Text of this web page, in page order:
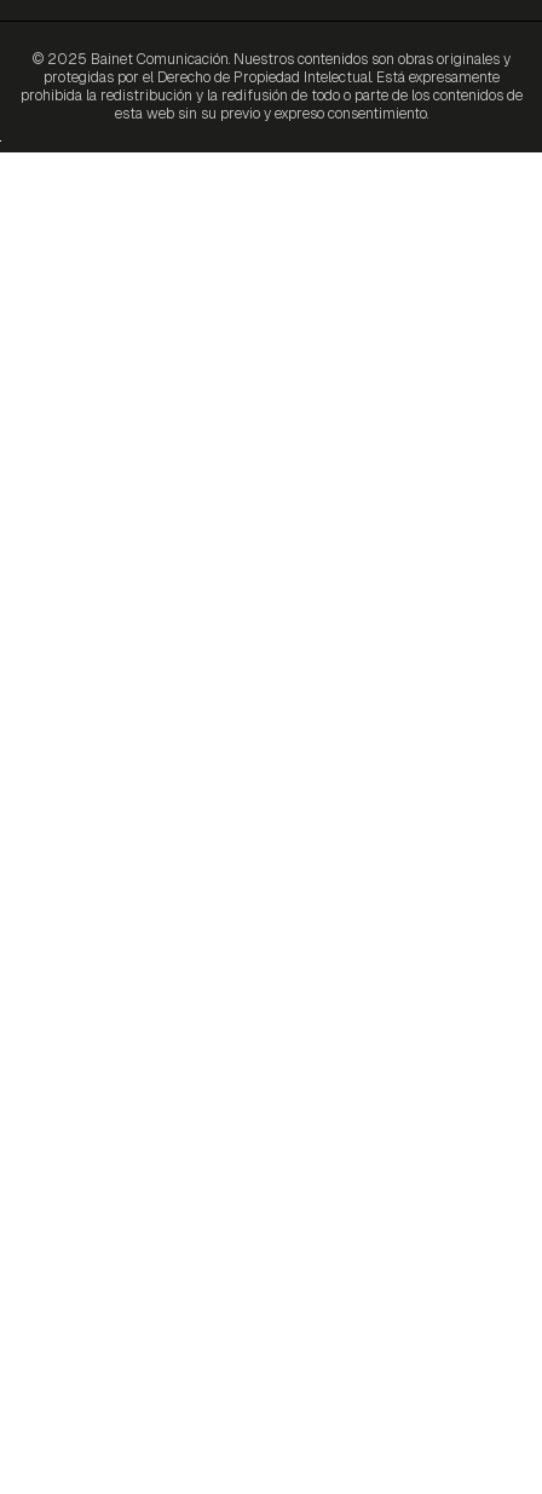
© 2025 Bainet Comunicación. Nuestros contenidos son obras originales y
protegidas por el Derecho de Propiedad Intelectual. Está expresamente
prohibida la redistribución y la redifusión de todo o parte de los contenidos de
esta web sin su previo y expreso consentimiento.